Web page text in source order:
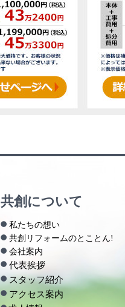
共創について
私たちの想い
共創リフォームのとことん!
会社案内
代表挨拶
スタッフ紹介
アクセス案内